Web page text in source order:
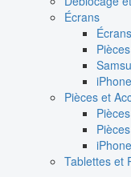
Écrans
iPhone
Pièces et
iPhone
Tablettes et